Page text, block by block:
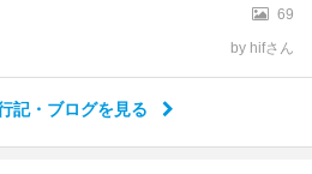
69
by hifさん
記・ブログを見る